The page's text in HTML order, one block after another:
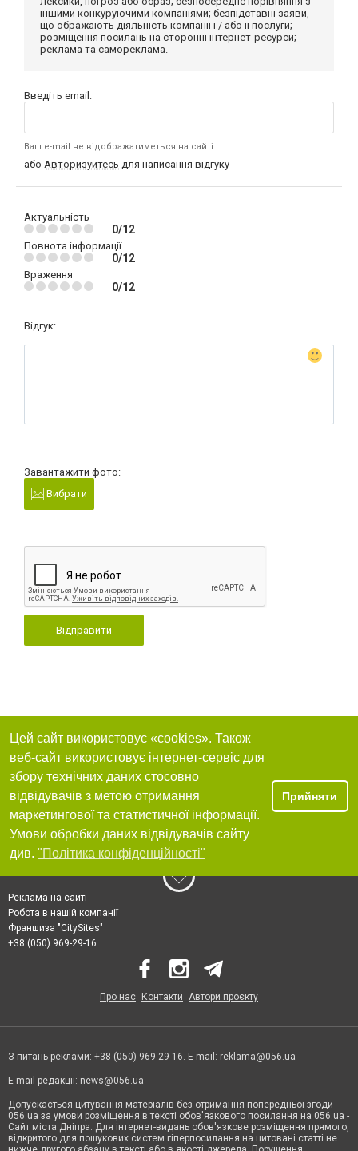
іншими конкуруючими компаніями; безпідставні заяви,
що ображають діяльність компанії і / або її послуги;
розміщення посилань на сторонні інтернет-ресурси;
реклама та самореклама.
Введіть email:
Ваш e-mail не відображатиметься на сайті
або Авторизуйтесь для написання відгуку
Актуальність
0/12
Повнота інформації
0/12
Враження
0/12
Відгук:
Завантажити фото:
Вибрати
Відправити
Цей сайт використовує «cookies». Також
веб-сайт використовує інтернет-сервіс для
збору технічних даних стосовно
відвідувачів з метою отримання
маркетингової та статистичної інформації.
Умови обробки даних відвідувачів сайту
див. "Політика конфіденційності"
Прийняти
Реклама на сайті
Робота в нашій компанії
Франшиза "CitySites"
+38 (050) 969-29-16
Про нас Контакти Автори проєкту
З питань реклами: +38 (050) 969-29-16. E-mail: reklama@056.ua
E-mail редакції: news@056.ua
Допускається цитування матеріалів без отримання попередньої згоди
056.ua за умови розміщення в тексті обов'язкового посилання на 056.ua -
Сайт міста Дніпра. Для інтернет-видань обов'язкове розміщення прямого,
відкритого для пошукових систем гіперпосилання на цитовані статті не